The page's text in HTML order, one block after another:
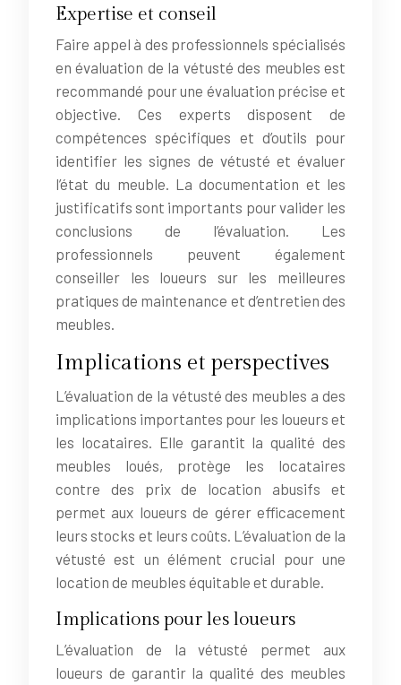
Expertise et conseil
Faire appel à des professionnels spécialisés
en évaluation de la vétusté des meubles est
recommandé pour une évaluation précise et
objective. Ces experts disposent de
compétences spécifiques et d’outils pour
identifier les signes de vétusté et évaluer
l’état du meuble. La documentation et les
justificatifs sont importants pour valider les
conclusions de l’évaluation. Les
professionnels peuvent également
conseiller les loueurs sur les meilleures
pratiques de maintenance et d’entretien des
meubles.
Implications et perspectives
L’évaluation de la vétusté des meubles a des
implications importantes pour les loueurs et
les locataires. Elle garantit la qualité des
meubles loués, protège les locataires
contre des prix de location abusifs et
permet aux loueurs de gérer efficacement
leurs stocks et leurs coûts. L’évaluation de la
vétusté est un élément crucial pour une
location de meubles équitable et durable.
Implications pour les loueurs
L’évaluation de la vétusté permet aux
loueurs de garantir la qualité des meubles